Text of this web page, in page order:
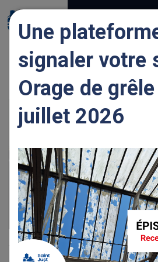
ENTREPRENDRE DES
Vous pouvez désormais réaliser vos
Une
signaler votre
Orage de
juillet 2026